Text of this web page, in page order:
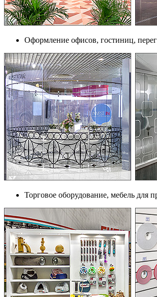
Оформление офисов, гостиниц,
Торговое оборудование, мебель для